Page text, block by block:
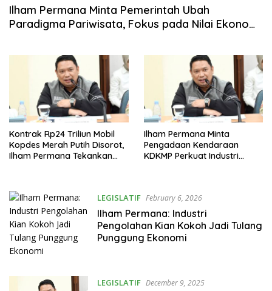
Ilham Permana Minta Pemerintah Ubah
Paradigma Pariwisata, Fokus pada Nilai Ekonomi
Kontrak Rp24 Triliun Mobil
Kopdes Merah Putih Disorot,
Ilham Permana Tekankan
Ilham Permana Minta
Pengadaan Kendaraan
KDKMP Perkuat Industri
LEGISLATIF February 6, 2026
Ilham Permana: Industri
Pengolahan Kian Kokoh Jadi Tulang
Punggung Ekonomi
LEGISLATIF December 9, 2025